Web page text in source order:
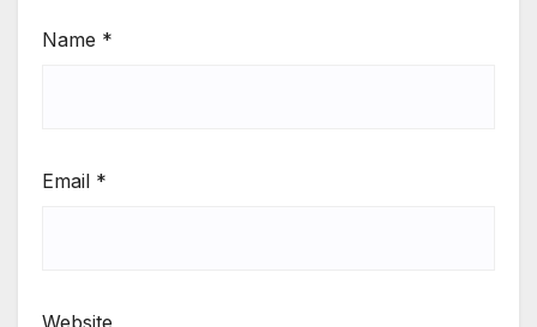
Name *
Email *